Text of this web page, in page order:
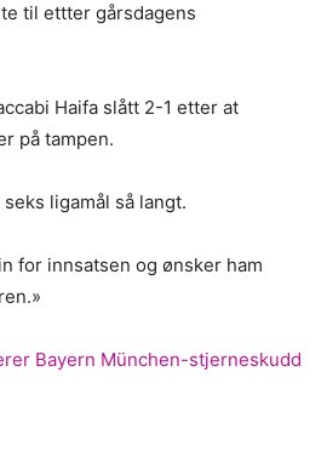
til ettter gårsdagens
Haifa slått 2-1 etter at
på tampen.
ligamål så langt.
for innsatsen og ønsker ham
Bayern München-stjerneskudd